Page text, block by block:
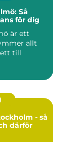
Så
för dig
är ett
allt
till
- så
därför